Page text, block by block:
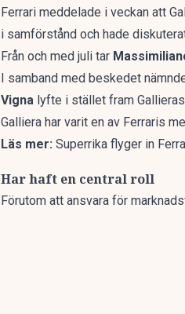
Ferrari meddelade i veckan att
i samförstånd och hade
Från och med juli tar
I samband med beskedet
Vigna lyfte i stället fram
Galliera har varit en av Ferraris
Läs mer: Superrika flyger in
Har haft en central roll
Förutom att ansvara för